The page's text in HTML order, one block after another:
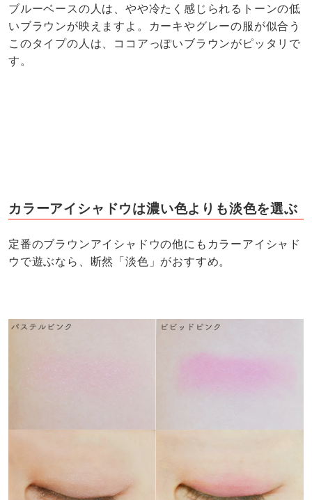
ブルーベースの人は、やや冷たく感じられるトーンの低
いブラウンが映えますよ。カーキやグレーの服が似合う
このタイプの人は、ココアっぽいブラウンがピッタリで
す。
カラーアイシャドウは濃い色よりも淡色を選ぶ
定番のブラウンアイシャドウの他にもカラーアイシャド
ウで遊ぶなら、断然「淡色」がおすすめ。